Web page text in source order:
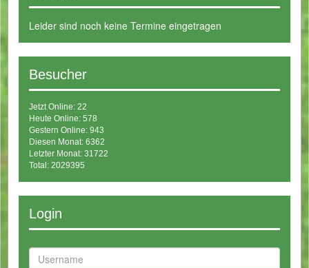
Leider sind noch keine Termine eingetragen
Besucher
Jetzt Online: 22
Heute Online: 578
Gestern Online: 943
Diesen Monat: 6362
Letzter Monat: 31722
Total: 2029395
Login